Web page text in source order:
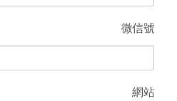
微信號
網站